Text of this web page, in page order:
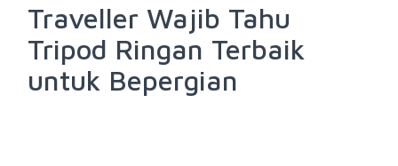
Traveller Wajib Tahu
Tripod Ringan Terbaik
untuk Bepergian